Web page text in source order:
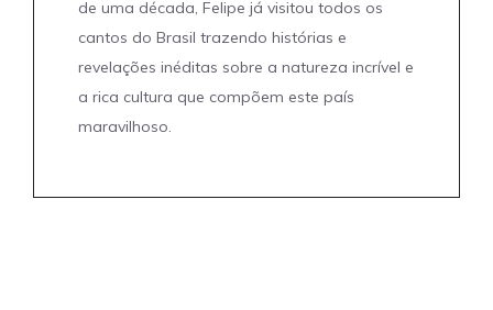
de uma década, Felipe já visitou todos os
cantos do Brasil trazendo histórias e
revelações inéditas sobre a natureza incrível e
a rica cultura que compõem este país
maravilhoso.